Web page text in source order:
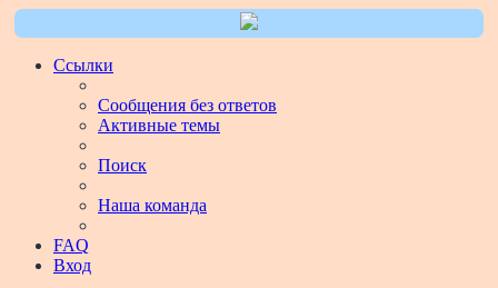
Ссылки
Сообщения без ответов
Активные темы
Поиск
Наша команда
FAQ
Вход